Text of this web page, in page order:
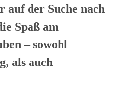
auf der Suche nach
Spaß am
– sowohl
als auch